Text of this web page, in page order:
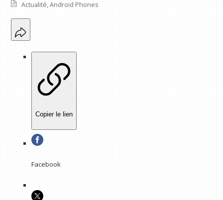
Actualité,Android Phones
Copier le lien
Facebook